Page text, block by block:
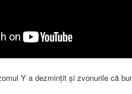
Y a dezmințit și zvonurile că